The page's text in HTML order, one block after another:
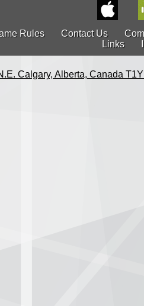
Rules Contact Us
Links
Calgary, Alberta, Canada